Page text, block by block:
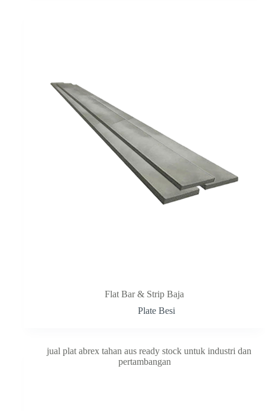
Flat Bar & Strip Baja
Plate Besi